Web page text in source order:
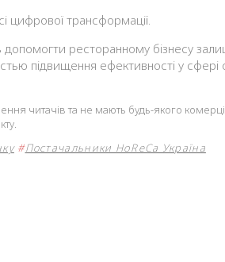
цифрової трансформації.
допомогти ресторанному бізнесу
підвищення ефективності у сфері
читачів та не мають будь-якого
#Постачальники HoReCa Україна